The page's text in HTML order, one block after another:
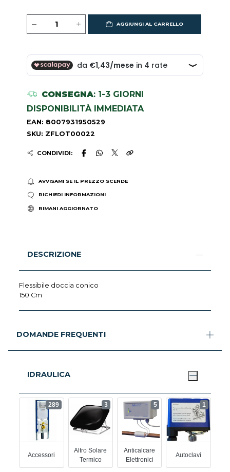
AGGIUNGI AL CARRELLO
CONSEGNA: 1-3 GIORNI
DISPONIBILITÀ IMMEDIATA
EAN: 8007931950529
SKU: ZFLOT00022
CONDIVIDI:
AVVISAMI SE IL PREZZO SCENDE
RICHIEDI INFORMAZIONI
RIMANI AGGIORNATO
DESCRIZIONE
Flessibile doccia conico
150 Cm
DOMANDE FREQUENTI
IDRAULICA
Accessori
289
Altro Solare
Termico
3
Anticalcare
Elettronici
5
Autoclavi
1